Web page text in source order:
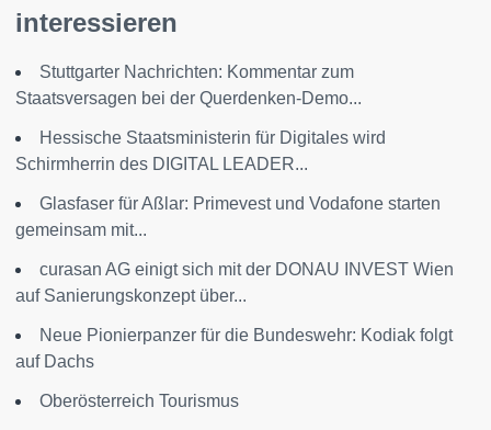
interessieren
Stuttgarter Nachrichten: Kommentar zum
Staatsversagen bei der Querdenken-Demo...
Hessische Staatsministerin für Digitales wird
Schirmherrin des DIGITAL LEADER...
Glasfaser für Aßlar: Primevest und Vodafone starten
gemeinsam mit...
curasan AG einigt sich mit der DONAU INVEST Wien
auf Sanierungskonzept über...
Neue Pionierpanzer für die Bundeswehr: Kodiak folgt
auf Dachs
Oberösterreich Tourismus